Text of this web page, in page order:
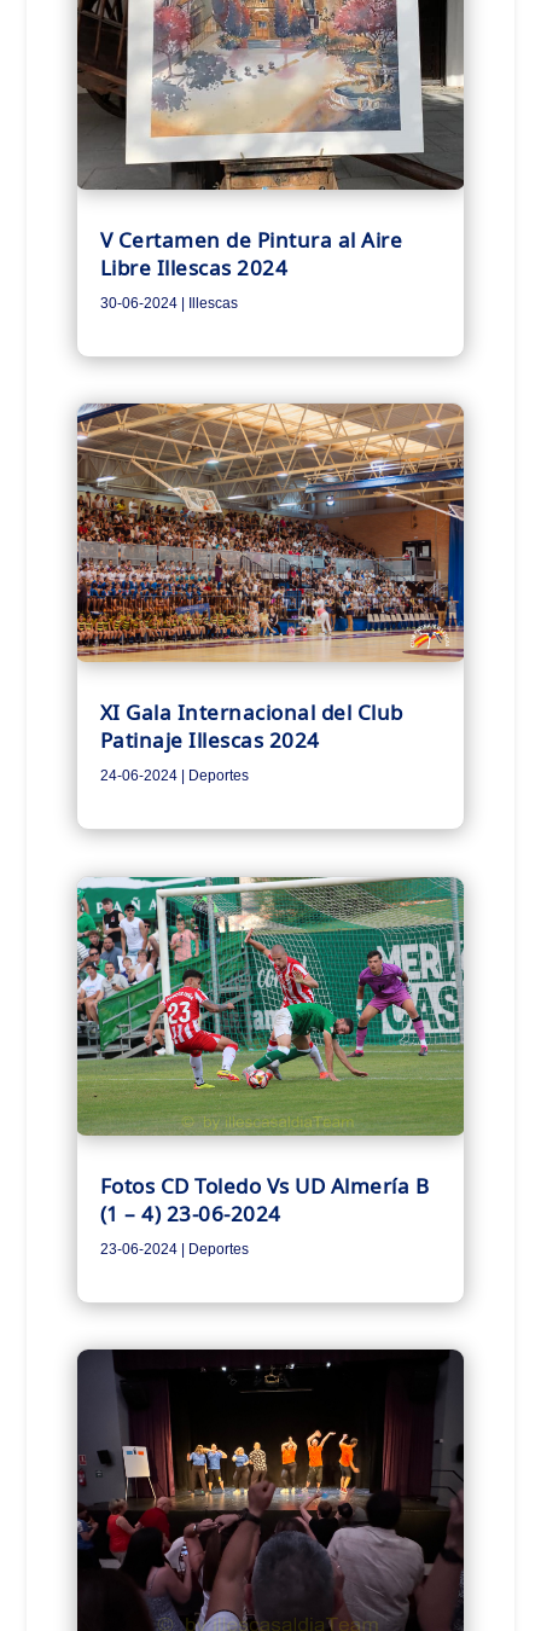
V Certamen de Pintura al Aire
Libre Illescas 2024
30-06-2024| Illescas
XI Gala Internacional del Club
Patinaje Illescas 2024
24-06-2024| Deportes
Fotos CD Toledo Vs UD Almería B
(1 – 4) 23-06-2024
23-06-2024| Deportes